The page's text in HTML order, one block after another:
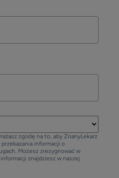
zgodę na to, aby ZnanyLekarz
informacji o
Możesz zrezygnować w
znajdziesz w naszej